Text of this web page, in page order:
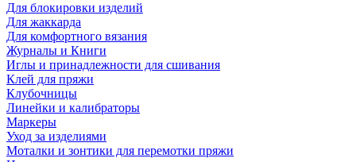
Для блокировки изделий
Для жаккарда
Для комфортного вязания
Журналы и Книги
Иглы и принадлежности для сшивания
Клей для пряжи
Клубочницы
Линейки и калибраторы
Маркеры
Уход за изделиями
Моталки и зонтики для перемотки пряжи